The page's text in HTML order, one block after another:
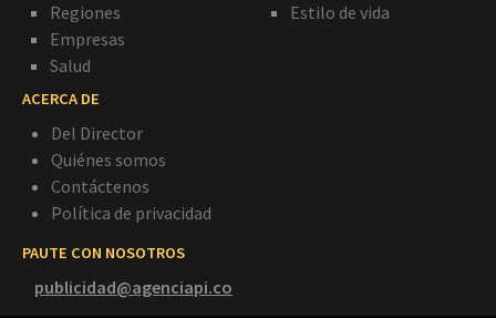
Regiones
Empresas
Salud
Estilo de vida
ACERCA DE
Del Director
Quiénes somos
Contáctenos
Política de privacidad
PAUTE CON NOSOTROS
publicidad@agenciapi.co